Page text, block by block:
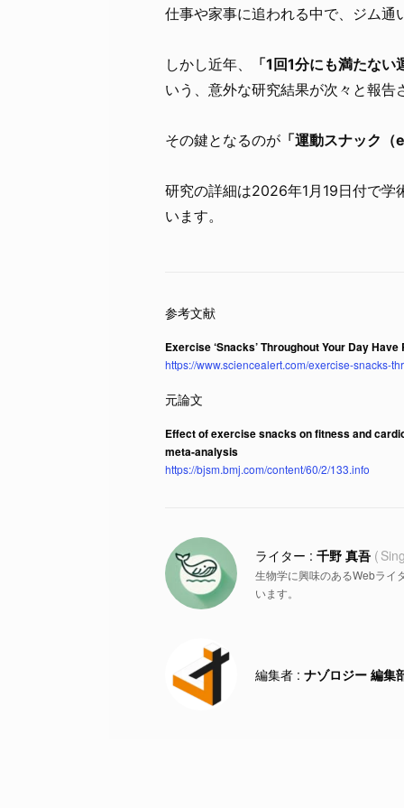
仕事や家事に追われる中で、ジム
しかし近年、
「1回1分にも満たな
いう、意外な研究結果が次々と報告
その鍵となるのが 「運動スナック
研究の詳細は2026年1月19日付で
います。
Exercise ‘Snacks’ Throughout Your Day
https://www.sciencealert.com/exercise-snacks-
Effect of exercise snacks on fitness and
meta-analysis
https://bjsm.bmj.com/content/60/2/133.info
千野 真吾
生物学に興味のあるWebライ
います。
ナゾロジー 編集